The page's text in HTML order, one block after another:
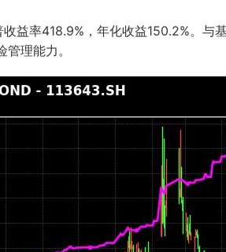
益率418.9%，年化收益150.2%。与
理能力。